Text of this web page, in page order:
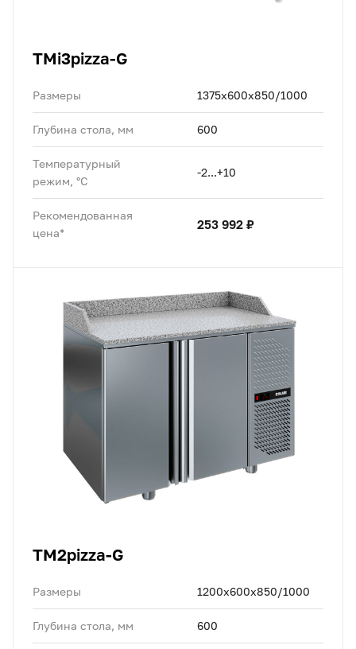
TMi3pizza-G
Размеры 1375x600x850/1000
Глубина стола, мм 600
Температурный
режим, °C
-2...+10
Рекомендованная
цена*
253 992 ₽
TM2pizza-G
Размеры 1200x600x850/1000
Глубина стола, мм 600